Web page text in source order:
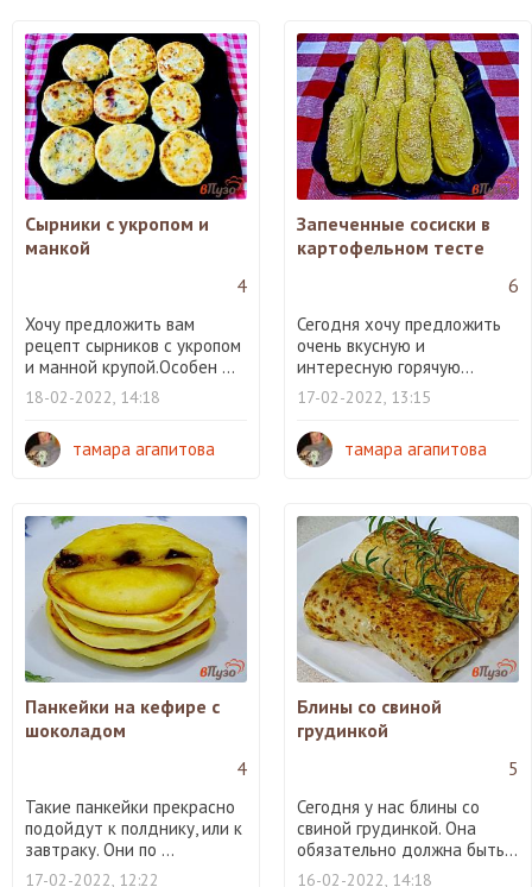
Сырники с укропом и
манкой
4
Хочу предложить вам
рецепт сырников с укропом
и манной крупой.Особен ...
18-02-2022, 14:18
тамара агапитова
Запеченные сосиски в
картофельном тесте
6
Сегодня хочу предложить
очень вкусную и
интересную горячую...
17-02-2022, 13:15
тамара агапитова
Панкейки на кефире с
шоколадом
4
Такие панкейки прекрасно
подойдут к полднику, или к
завтраку. Они по ...
17-02-2022, 12:22
Блины со свиной
грудинкой
5
Сегодня у нас блины со
свиной грудинкой. Она
обязательно должна быть...
16-02-2022, 14:18